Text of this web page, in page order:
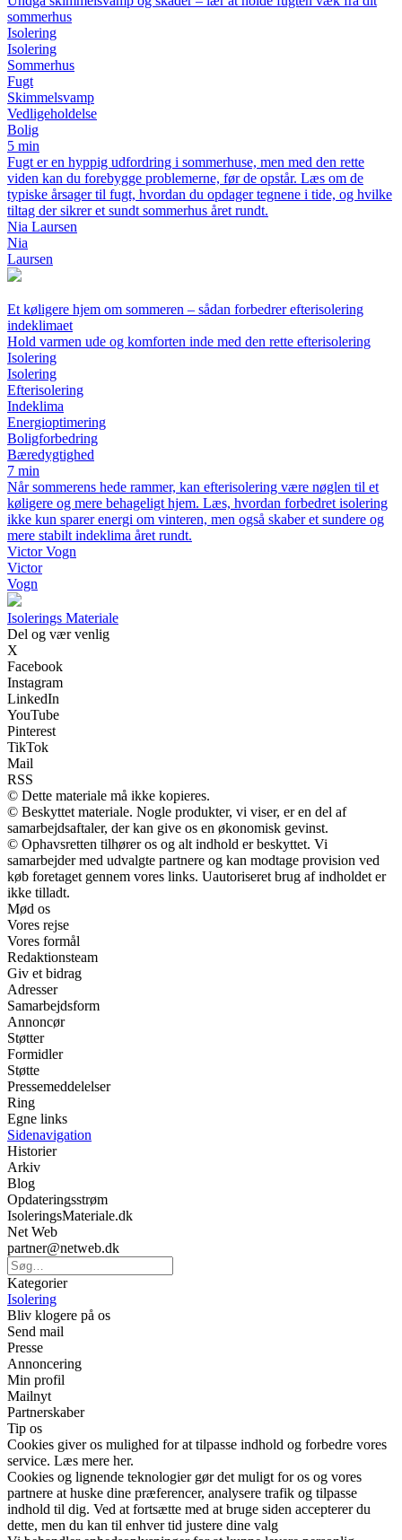
sommerhus
Isolering
Isolering
Sommerhus
Fugt
Skimmelsvamp
Vedligeholdelse
Bolig
5 min
Fugt er en hyppig udfordring i sommerhuse, men med den rette
viden kan du forebygge problemerne, før de opstår. Læs om de
typiske årsager til fugt, hvordan du opdager tegnene i tide, og hvilke
tiltag der sikrer et sundt sommerhus året rundt.
Nia Laursen
Nia
Laursen
Et køligere hjem om sommeren – sådan forbedrer efterisolering
indeklimaet
Hold varmen ude og komforten inde med den rette efterisolering
Isolering
Isolering
Efterisolering
Indeklima
Energioptimering
Boligforbedring
Bæredygtighed
7 min
Når sommerens hede rammer, kan efterisolering være nøglen til et
køligere og mere behageligt hjem. Læs, hvordan forbedret isolering
ikke kun sparer energi om vinteren, men også skaber et sundere og
mere stabilt indeklima året rundt.
Victor Vogn
Victor
Vogn
Isolerings Materiale
Del og vær venlig
X
Facebook
Instagram
LinkedIn
YouTube
Pinterest
TikTok
Mail
RSS
© Dette materiale må ikke kopieres.
© Beskyttet materiale. Nogle produkter, vi viser, er en del af
samarbejdsaftaler, der kan give os en økonomisk gevinst.
© Ophavsretten tilhører os og alt indhold er beskyttet. Vi
samarbejder med udvalgte partnere og kan modtage provision ved
køb foretaget gennem vores links. Uautoriseret brug af indholdet er
ikke tilladt.
Mød os
Vores rejse
Vores formål
Redaktionsteam
Giv et bidrag
Adresser
Samarbejdsform
Annoncør
Støtter
Formidler
Støtte
Pressemeddelelser
Ring
Egne links
Sidenavigation
Historier
Arkiv
Blog
Opdateringsstrøm
IsoleringsMateriale.dk
Net Web
partner@netweb.dk
Kategorier
Isolering
Bliv klogere på os
Send mail
Presse
Annoncering
Min profil
Mailnyt
Partnerskaber
Tip os
Cookies giver os mulighed for at tilpasse indhold og forbedre vores
service. Læs mere her.
Cookies og lignende teknologier gør det muligt for os og vores
partnere at huske dine præferencer, analysere trafik og tilpasse
indhold til dig. Ved at fortsætte med at bruge siden accepterer du
dette, men du kan til enhver tid justere dine valg